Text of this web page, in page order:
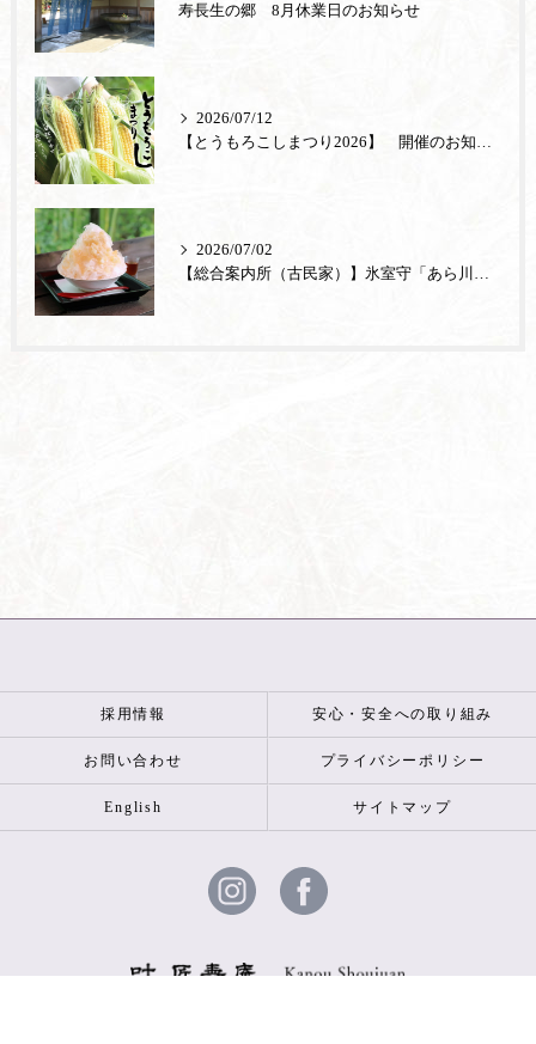
寿長生の郷 8月休業日のお知らせ
2026/07/12
2026/07/02
採用情報 安心・安全への取り組み
お問い合わせ プライバシーポリシー
English サイトマップ